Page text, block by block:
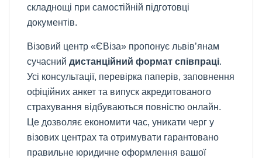
складнощі при самостійній підготовці
документів.
Візовий центр «ЄВіза» пропонує львів’янам
сучасний дистанційний формат співпраці.
Усі консультації, перевірка паперів, заповнення
офіційних анкет та випуск акредитованого
страхування відбуваються повністю онлайн.
Це дозволяє економити час, уникати черг у
візових центрах та отримувати гарантовано
правильне юридичне оформлення вашої